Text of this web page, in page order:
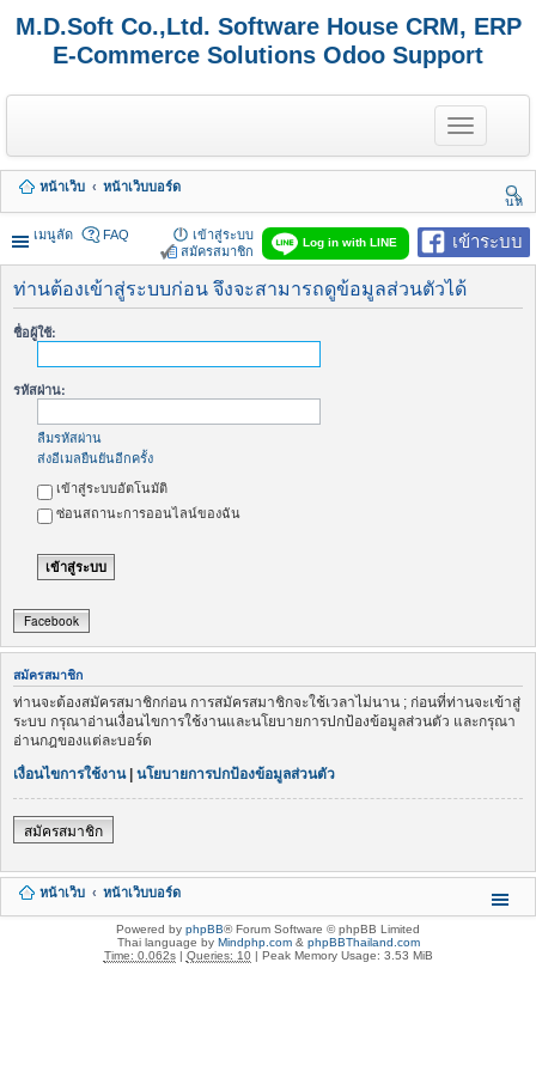
M.D.Soft Co.,Ltd. Software House CRM, ERP
E-Commerce Solutions Odoo Support
T
o
g
e
n
a
v
i
g
หน้าเว็บ
หน้าเว็บบอร์ด
นห
า
เมนูลัด
เข้าระบบ
Log in with LINE
FAQ
เข้าสู่ระบบ
สมัครสมาชิก
ท่านต้องเข้าสู่ระบบก่อน จึงจะสามารถดูข้อมูลส่วนตัวได้
ชื่อผู้ใช้:
รหัสผ่าน:
ลืมรหัสผ่าน
ส่งอีเมลยืนยันอีกครั้ง
เข้าสู่ระบบอัตโนมัติ
ซ่อนสถานะการออนไลน์ของฉัน
Facebook
สมัครสมาชิก
ท่านจะต้องสมัครสมาชิกก่อน การสมัครสมาชิกจะใช้เวลาไม่นาน ; ก่อนที่ท่านจะเข้าสู่
ระบบ กรุณาอ่านเงื่อนไขการใช้งานและนโยบายการปกป้องข้อมูลส่วนตัว และกรุณา
อ่านกฎของแต่ละบอร์ด
เงื่อนไขการใช้งาน| นโยบายการปกป้องข้อมูลส่วนตัว
สมัครสมาชิก
หน้าเว็บ หน้าเว็บบอร์ด
Powered by phpBB® Forum Software © phpBB Limited
Thai language by Mindphp.com& phpBBThailand.com
Time: 0.062s| Queries: 10| Peak Memory Usage: 3.53 MiB